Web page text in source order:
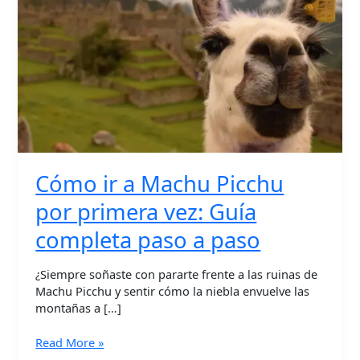
Cómo ir a Machu Picchu
por primera vez: Guía
completa paso a paso
¿Siempre soñaste con pararte frente a las ruinas de
Machu Picchu y sentir cómo la niebla envuelve las
montañas a […]
Picchu
por
primera
vez:
Guía
paso
paso
Read More »